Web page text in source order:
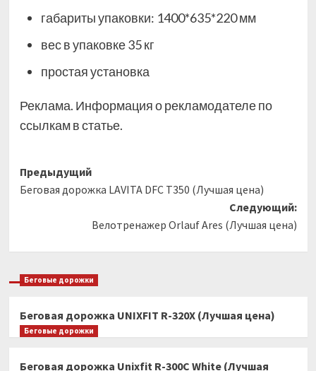
габариты упаковки: 1400*635*220 мм
вес в упаковке 35 кг
простая установка
Реклама. Информация о рекламодателе по
ссылкам в статье.
Навигация
записи
Предыдущий
Беговая дорожка LAVITA DFC T350 (Лучшая цена)
Следующий:
Велотренажер Orlauf Ares (Лучшая цена)
Беговые дорожки
Беговая дорожка UNIXFIT R-320X (Лучшая цена)
Беговые дорожки
Беговая дорожка Unixfit R-300C White (Лучшая